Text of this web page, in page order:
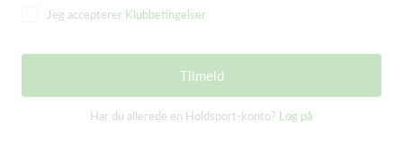
Jeg accepterer Klubbetingelser
Tilmeld
Har du allerede en Holdsport-konto? Log på